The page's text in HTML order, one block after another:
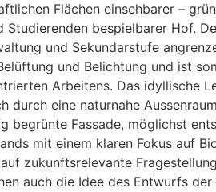
Flächen einsehbarer –
Studierenden bespielbarer Hof.
und Sekundarstufe
und Belichtung und ist
Arbeitens. Das idyllische
durch eine naturnahe
begrünte Fassade, möglichst
mit einem klaren Fokus auf
zukunftsrelevante
auch die Idee des Entwurfs der